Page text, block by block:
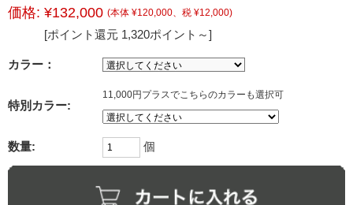
価格: ¥132,000 (本体 ¥120,000、税 ¥12,000)
[ポイント還元 1,320ポイント～]
カラー：
特別カラー:
11,000円プラスでこちらのカラーも選択可
数量: 個